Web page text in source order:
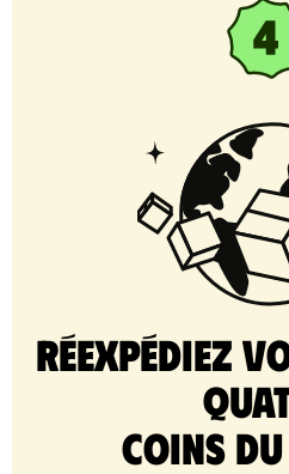
Réexpédiez
coins du